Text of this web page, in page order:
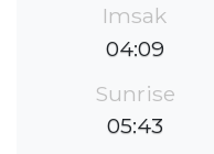
Imsak
04:09
Sunrise
05:43